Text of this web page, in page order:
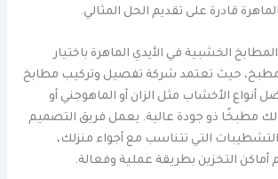
قادرة على تقديم الحل المثالي.
الخشبية في الأيدي الماهرة باختيار
حيث تعتمد شركة تفصيل وتركيب مطابخ
أنواع الأخشاب مثل الزان أو الماهوجني أو
مطبخًا ذو جودة عالية. يعمل فريق التصميم
والتشطيبات التي تتناسب مع أجواء منزلك،
أماكن التخزين بطريقة عملية وفعالة.